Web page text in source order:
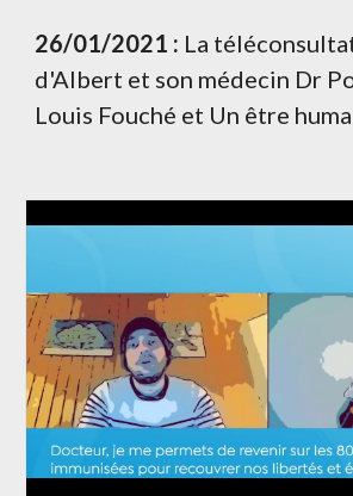
26/01/2021 : La
d'Albert et son médecin Dr
Louis Fouché et Un être